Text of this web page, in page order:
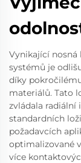
Vynikající nosná
systémů je
díky
materiálů. Tato
zvládala radiální
standardních
požadavcích
optimalizované
více